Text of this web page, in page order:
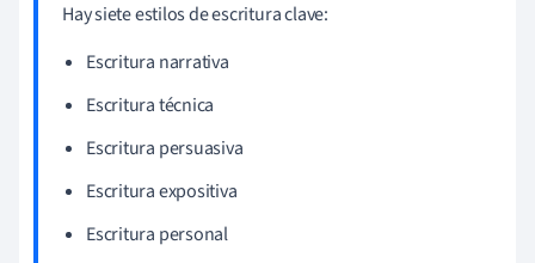
Hay siete estilos de escritura clave:
Escritura narrativa
Escritura técnica
Escritura persuasiva
Escritura expositiva
Escritura personal